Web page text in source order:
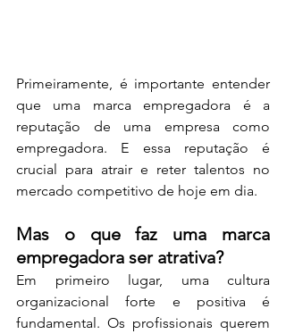
Primeiramente, é importante entender
que uma marca empregadora é a
reputação de uma empresa como
empregadora. E essa reputação é
crucial para atrair e reter talentos no
mercado competitivo de hoje em dia.
Mas o que faz uma marca
empregadora ser atrativa?
Em primeiro lugar, uma cultura
organizacional forte e positiva é
fundamental. Os profissionais querem